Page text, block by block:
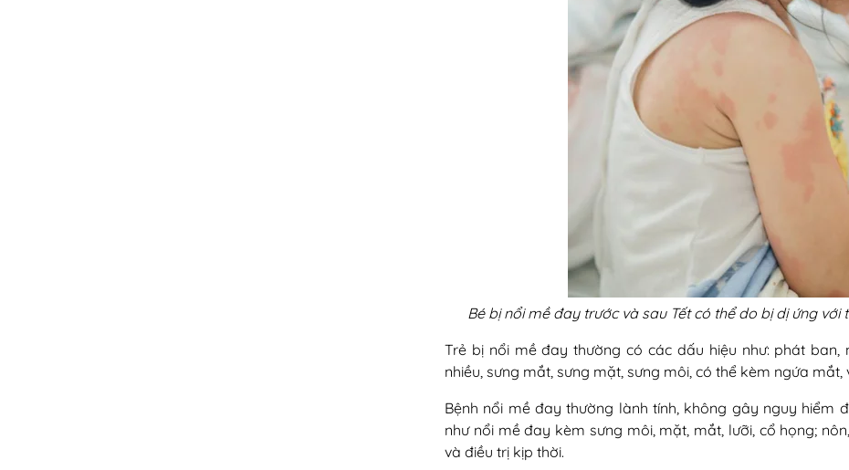
Bé bị nổi mề đay trước và sau Tết có thể do bị dị ứng
Trẻ bị nổi mề đay thường có các dấu hiệu như: phát
nhiều, sưng mắt, sưng mặt, sưng môi, có thể kèm ngứa mắt,
Bệnh nổi mề đay thường lành tính, không gây nguy hiểm
như nổi mề đay kèm sưng môi, mặt, mắt, lưỡi, cổ họng;
và điều trị kịp thời.